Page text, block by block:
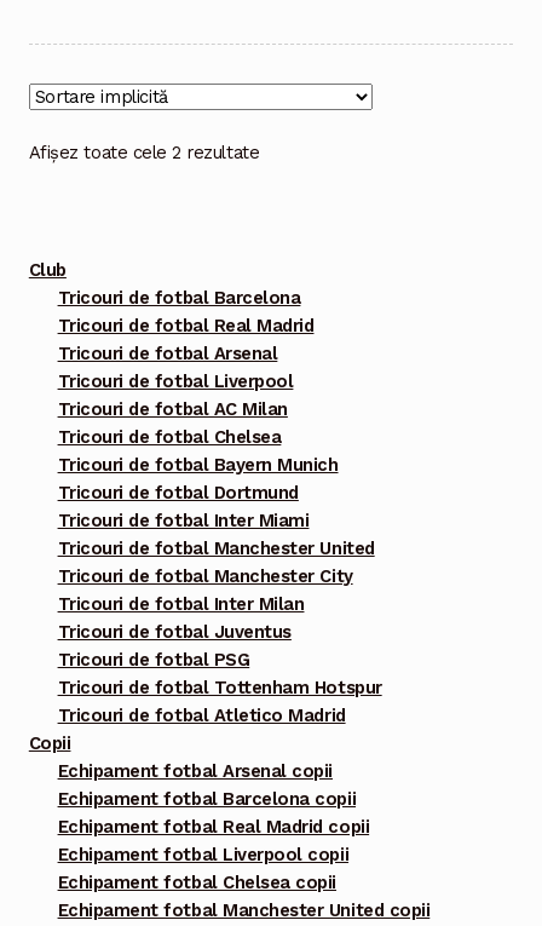
mai
multe
variații.
Afișez toate cele 2 rezultate
Club
Tricouri de fotbal Barcelona
Tricouri de fotbal Real Madrid
Tricouri de fotbal Arsenal
Tricouri de fotbal Liverpool
Tricouri de fotbal AC Milan
Tricouri de fotbal Chelsea
Tricouri de fotbal Bayern Munich
Tricouri de fotbal Dortmund
Tricouri de fotbal Inter Miami
Tricouri de fotbal Manchester United
Tricouri de fotbal Manchester City
Tricouri de fotbal Inter Milan
Tricouri de fotbal Juventus
Tricouri de fotbal PSG
Tricouri de fotbal Tottenham Hotspur
Tricouri de fotbal Atletico Madrid
Copii
Echipament fotbal Arsenal copii
Echipament fotbal Barcelona copii
Echipament fotbal Real Madrid copii
Echipament fotbal Liverpool copii
Echipament fotbal Chelsea copii
Echipament fotbal Manchester United copii